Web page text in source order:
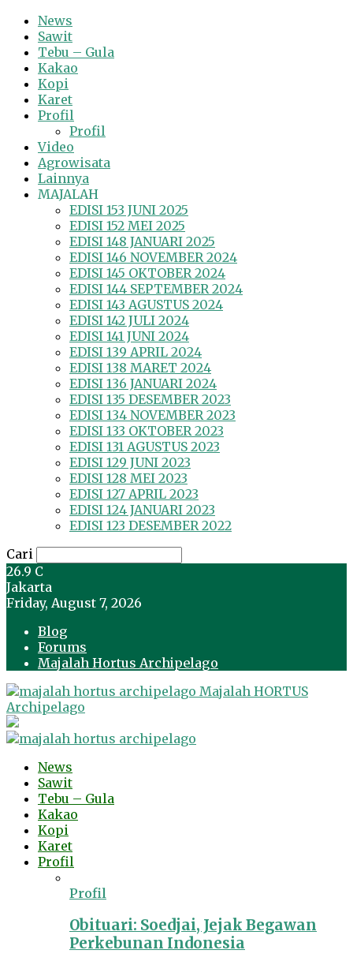
News
Sawit
Tebu – Gula
Kakao
Kopi
Karet
Profil
Profil
Video
Agrowisata
Lainnya
MAJALAH
EDISI 153 JUNI 2025
EDISI 152 MEI 2025
EDISI 148 JANUARI 2025
EDISI 146 NOVEMBER 2024
EDISI 145 OKTOBER 2024
EDISI 144 SEPTEMBER 2024
EDISI 143 AGUSTUS 2024
EDISI 142 JULI 2024
EDISI 141 JUNI 2024
EDISI 139 APRIL 2024
EDISI 138 MARET 2024
EDISI 136 JANUARI 2024
EDISI 135 DESEMBER 2023
EDISI 134 NOVEMBER 2023
EDISI 133 OKTOBER 2023
EDISI 131 AGUSTUS 2023
EDISI 129 JUNI 2023
EDISI 128 MEI 2023
EDISI 127 APRIL 2023
EDISI 124 JANUARI 2023
EDISI 123 DESEMBER 2022
Cari
26.9 C
Jakarta
Friday, August 7, 2026
Blog
Forums
Majalah Hortus Archipelago
Majalah HORTUS
Archipelago
News
Sawit
Tebu – Gula
Kakao
Kopi
Karet
Profil
Profil
Obituari: Soedjai, Jejak Begawan
Perkebunan Indonesia